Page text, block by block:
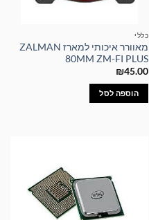
כללי
מאוורר איכותי למארז ZALMAN
80MM ZM-FI PLUS
₪45.00
הוספה לסל